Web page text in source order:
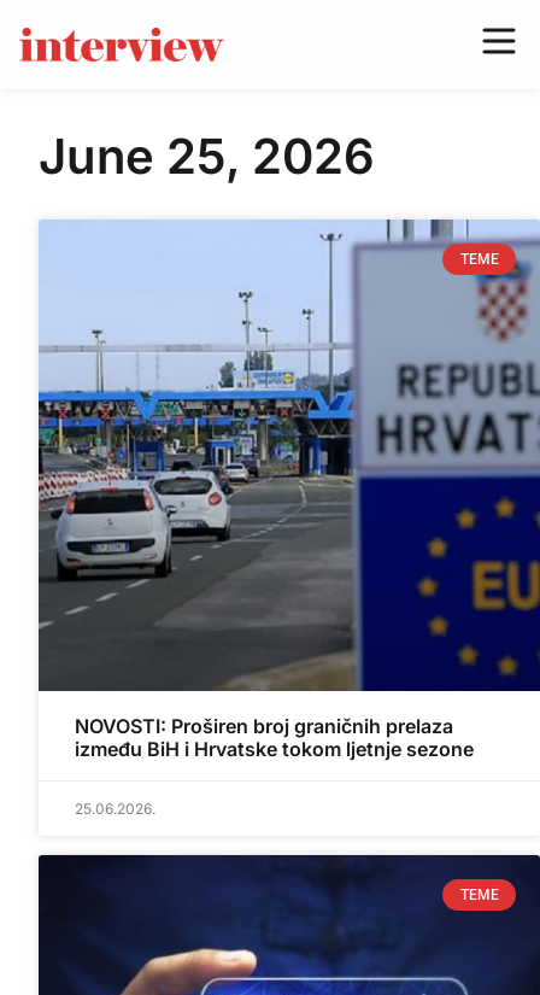
June 25, 2026
TEME
NOVOSTI: Proširen broj graničnih prelaza
između BiH i Hrvatske tokom ljetnje sezone
25.06.2026.
TEME